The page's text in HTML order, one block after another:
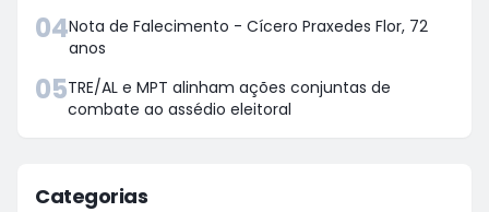
04Nota de Falecimento - Cícero Praxedes Flor, 72
anos
05TRE/AL e MPT alinham ações conjuntas de
combate ao assédio eleitoral
Categorias